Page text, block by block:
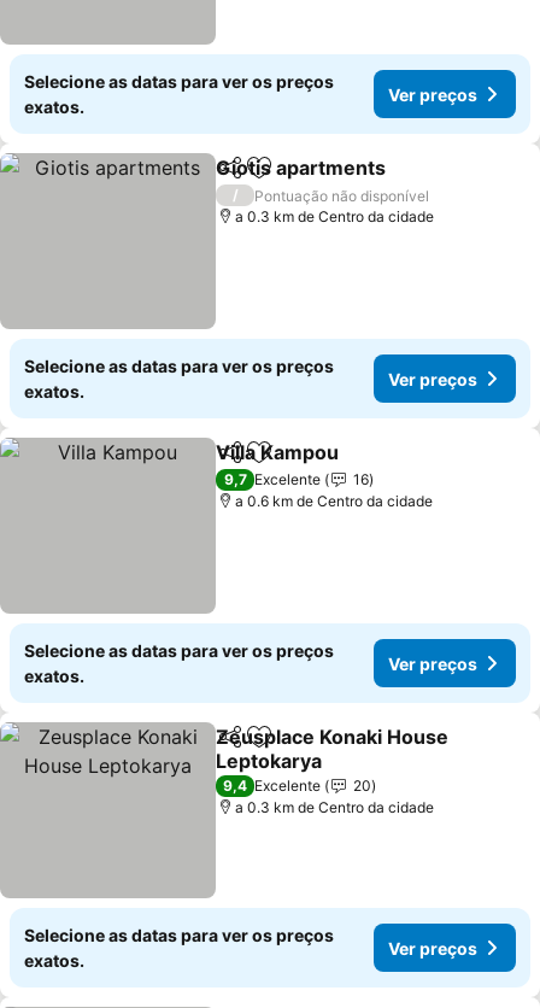
Selecione as datas para ver os preços
exatos.
Ver preços
PartilharAdicionar aos favoritos
Giotis apartments
/
Pontuação não disponível
a 0.3 km de Centro da cidade
Selecione as datas para ver os preços
exatos.
Ver preços
PartilharAdicionar aos favoritos
Villa Kampou
9,7 Excelente
16
a 0.6 km de Centro da cidade
Selecione as datas para ver os preços
exatos.
Ver preços
PartilharAdicionar aos favoritos
Zeusplace Konaki House
Leptokarya
Ver preços
9,4 Excelente
20
a 0.3 km de Centro da cidade
Selecione as datas para ver os preços
exatos.
Ver preços